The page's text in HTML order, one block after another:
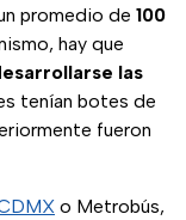
promedio de 100
hay que
las
tenían botes de
fueron
o Metrobús,